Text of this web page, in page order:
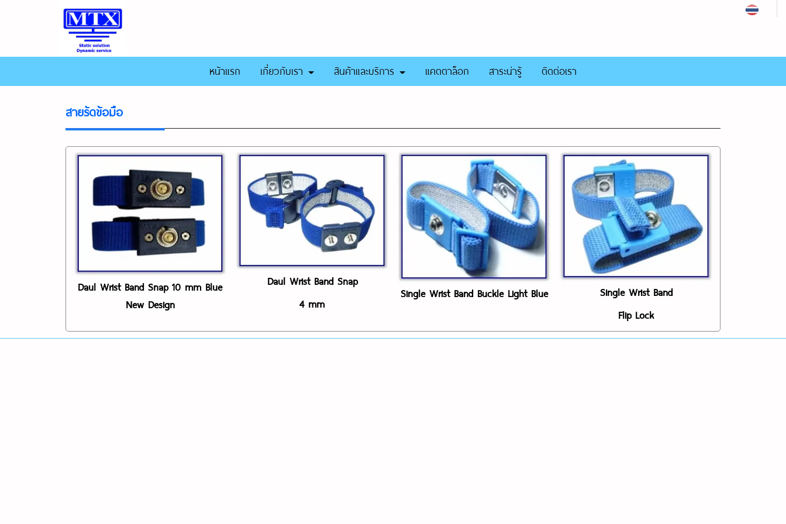
หน้าแรก เกี่ยวกับเรา สินค้าและบริการ แคตตาล็อก สาระน่ารู้ ติดต่อเรา
สายรัดข้อมือ
Daul Wrist Band Snap 10 mm Blue
New Design
Daul Wrist Band Snap
4 mm
Single Wrist Band Buckle Light Blue
Single Wrist Band
Flip Lock